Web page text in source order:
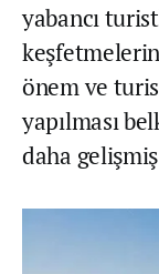
yabancı
önem ve
yapılması
daha